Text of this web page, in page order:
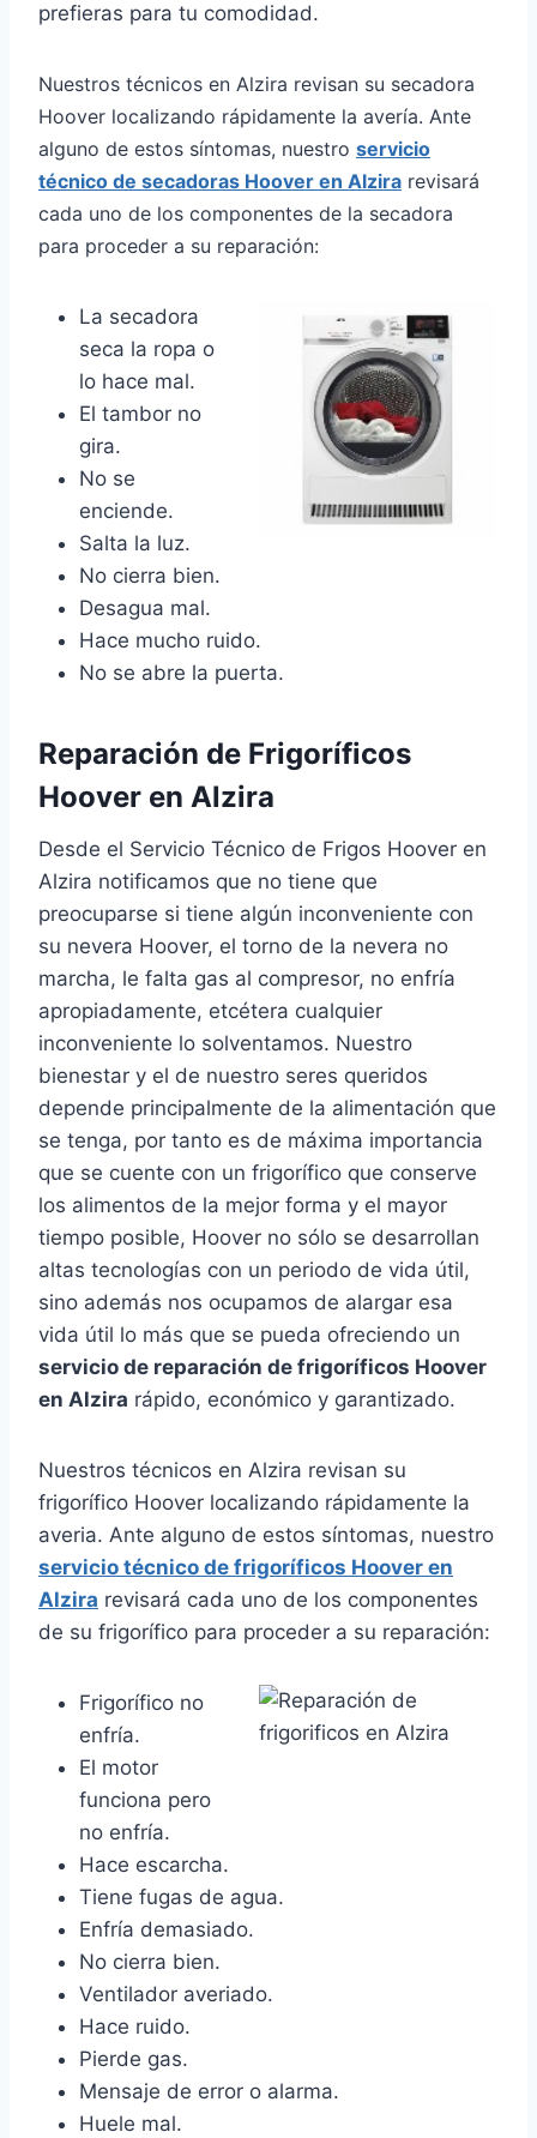
prefieras para tu comodidad.
Nuestros técnicos en Alzira revisan su secadora
Hoover localizando rápidamente la avería. Ante
alguno de estos síntomas, nuestro servicio
técnico de secadoras Hoover en Alzira revisará
cada uno de los componentes de la secadora
para proceder a su reparación:
La secadora
seca la ropa o
lo hace mal.
El tambor no
gira.
No se
enciende.
Salta la luz.
No cierra bien.
Desagua mal.
Hace mucho ruido.
No se abre la puerta.
Reparación de Frigoríficos
Hoover en Alzira
Desde el Servicio Técnico de Frigos Hoover en
Alzira notificamos que no tiene que
preocuparse si tiene algún inconveniente con
su nevera Hoover, el torno de la nevera no
marcha, le falta gas al compresor, no enfría
apropiadamente, etcétera cualquier
inconveniente lo solventamos. Nuestro
bienestar y el de nuestro seres queridos
depende principalmente de la alimentación que
se tenga, por tanto es de máxima importancia
que se cuente con un frigorífico que conserve
los alimentos de la mejor forma y el mayor
tiempo posible, Hoover no sólo se desarrollan
altas tecnologías con un periodo de vida útil,
sino además nos ocupamos de alargar esa
vida útil lo más que se pueda ofreciendo un
servicio de reparación de frigoríficos Hoover
en Alzira rápido, económico y garantizado.
Nuestros técnicos en Alzira revisan su
frigorífico Hoover localizando rápidamente la
averia. Ante alguno de estos síntomas, nuestro
servicio técnico de frigoríficos Hoover en
Alzira revisará cada uno de los componentes
de su frigorífico para proceder a su reparación:
Frigorífico no
enfría.
El motor
funciona pero
no enfría.
Hace escarcha.
Tiene fugas de agua.
Enfría demasiado.
No cierra bien.
Ventilador averiado.
Hace ruido.
Pierde gas.
Mensaje de error o alarma.
Huele mal.